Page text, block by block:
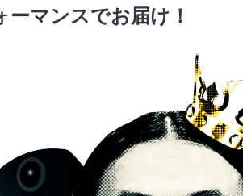
マンスでお届け！